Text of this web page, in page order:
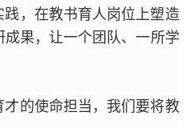
，在教书育人岗位上塑造
果，让一个团队、一所学
的使命担当，我们要将教